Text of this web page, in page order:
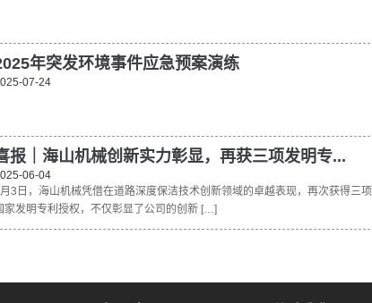
年突发环境事件应急预案演练
07-24
报｜海山机械创新实力彰显，再获三项发明专...
06-04
3日，海山机械凭借在道路深度保洁技术创新领域的卓越表现，再次获得三项
家发明专利授权，不仅彰显了公司的创新 […]